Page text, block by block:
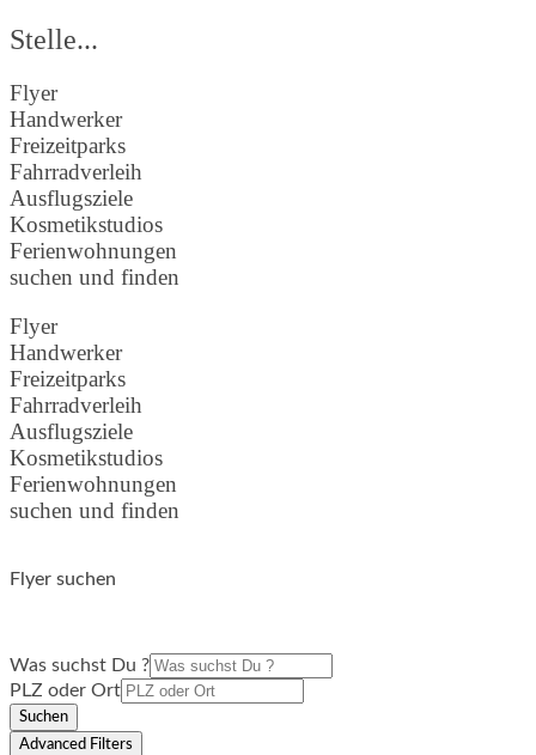
Stelle...
Flyer
Handwerker
Freizeitparks
Fahrradverleih
Ausflugsziele
Kosmetikstudios
Ferienwohnungen
suchen und finden
Flyer
Handwerker
Freizeitparks
Fahrradverleih
Ausflugsziele
Kosmetikstudios
Ferienwohnungen
suchen und finden
Flyer suchen
Was suchst Du ?
PLZ oder Ort
Suchen
Advanced Filters